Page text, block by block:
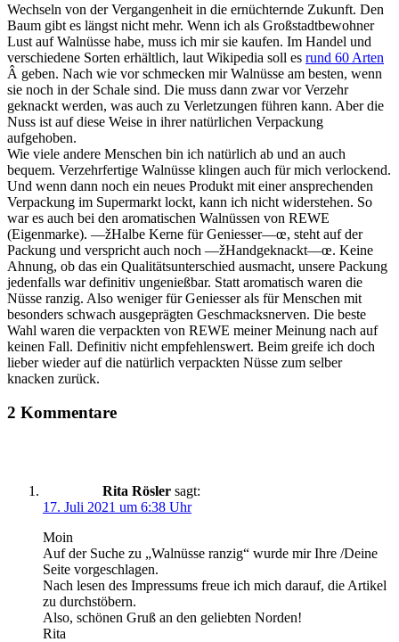
Wechseln von der Vergangenheit in die ernüchternde Zukunft. Den
Baum gibt es längst nicht mehr. Wenn ich als Großstadtbewohner
Lust auf Walnüsse habe, muss ich mir sie kaufen. Im Handel und
verschiedene Sorten erhältlich, laut Wikipedia soll es rund 60 Arten
Â geben. Nach wie vor schmecken mir Walnüsse am besten, wenn
sie noch in der Schale sind. Die muss dann zwar vor Verzehr
geknackt werden, was auch zu Verletzungen führen kann. Aber die
Nuss ist auf diese Weise in ihrer natürlichen Verpackung
aufgehoben.
Wie viele andere Menschen bin ich natürlich ab und an auch
bequem. Verzehrfertige Walnüsse klingen auch für mich verlockend.
Und wenn dann noch ein neues Produkt mit einer ansprechenden
Verpackung im Supermarkt lockt, kann ich nicht widerstehen. So
war es auch bei den aromatischen Walnüssen von REWE
(Eigenmarke). —žHalbe Kerne für Geniesser—œ, steht auf der
Packung und verspricht auch noch —žHandgeknackt—œ. Keine
Ahnung, ob das ein Qualitätsunterschied ausmacht, unsere Packung
jedenfalls war definitiv ungenießbar. Statt aromatisch waren die
Nüsse ranzig. Also weniger für Geniesser als für Menschen mit
besonders schwach ausgeprägten Geschmacksnerven. Die beste
Wahl waren die verpackten von REWE meiner Meinung nach auf
keinen Fall. Definitiv nicht empfehlenswert. Beim greife ich doch
lieber wieder auf die natürlich verpackten Nüsse zum selber
knacken zurück.
2 Kommentare
Rita Rösler sagt:
17. Juli 2021 um 6:38 Uhr
Moin
Auf der Suche zu „Walnüsse ranzig“ wurde mir Ihre /Deine
Seite vorgeschlagen.
Nach lesen des Impressums freue ich mich darauf, die Artikel
zu durchstöbern.
Also, schönen Gruß an den geliebten Norden!
Rita